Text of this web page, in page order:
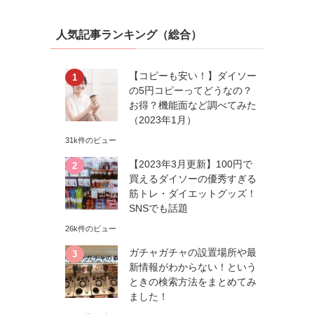
人気記事ランキング（総合）
【コピーも安い！】ダイソー
の5円コピーってどうなの？
お得？機能面など調べてみた
（2023年1月）
31k件のビュー
【2023年3月更新】100円で
買えるダイソーの優秀すぎる
筋トレ・ダイエットグッズ！
SNSでも話題
26k件のビュー
ガチャガチャの設置場所や最
新情報がわからない！という
ときの検索方法をまとめてみ
ました！